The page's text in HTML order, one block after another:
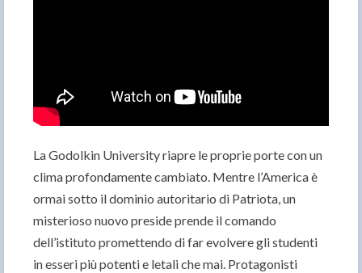
La Godolkin University riapre le proprie porte con un
clima profondamente cambiato. Mentre l’America è
ormai sotto il dominio autoritario di Patriota, un
misterioso nuovo preside prende il comando
dell’istituto promettendo di far evolvere gli studenti
in esseri più potenti e letali che mai. Protagonisti